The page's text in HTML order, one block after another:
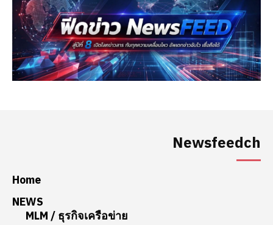
Newsfeedch
Home
NEWS
MLM / ธุรกิจเครือข่าย